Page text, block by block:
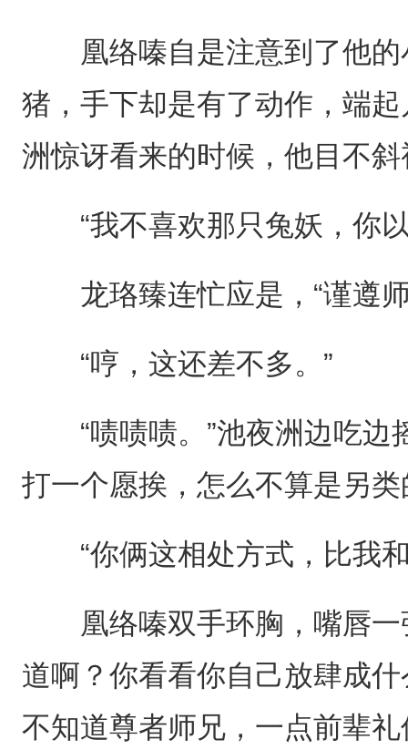
凰络嗪自是注意到了他的
猪，手下却是有了动作，端
洲惊讶看来的时候，他目不
“我不喜欢那只兔妖，你以
龙珞臻连忙应是，“谨遵师
“哼，这还差不多。”
“啧啧啧。”池夜洲边吃边
打一个愿挨，怎么不算是另
“你俩这相处方式，比我和
凰络嗪双手环胸，嘴唇一
道啊？你看看你自己放肆成
不知道尊者师兄，一点前辈礼